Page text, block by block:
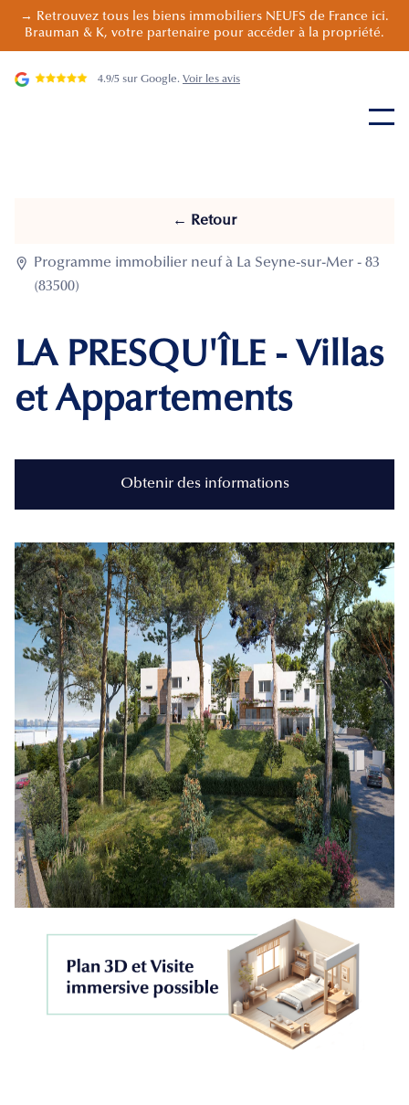
→ Retrouvez tous les biens immobiliers NEUFS de France ici.
Brauman & K, votre partenaire pour accéder à la propriété.
4.9/5 sur Google. Voir les avis
← Retour

Programme immobilier neuf à La Seyne-sur-Mer - 83
(83500)
LA PRESQU'ÎLE - Villas
et Appartements
Obtenir des informations